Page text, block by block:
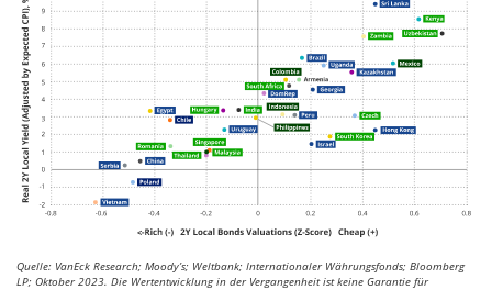
Quelle: VanEck Research; Moody’s; Weltbank; Internationaler Währungsfonds; Bloomberg
LP; Oktober 2023. Die Wertentwicklung in der Vergangenheit ist keine Garantie für